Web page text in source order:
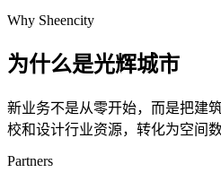
Why Sheencity
为什么是光辉城市
新业务不是从零开始，而是把建
校和设计行业资源，转化为空间
Partners